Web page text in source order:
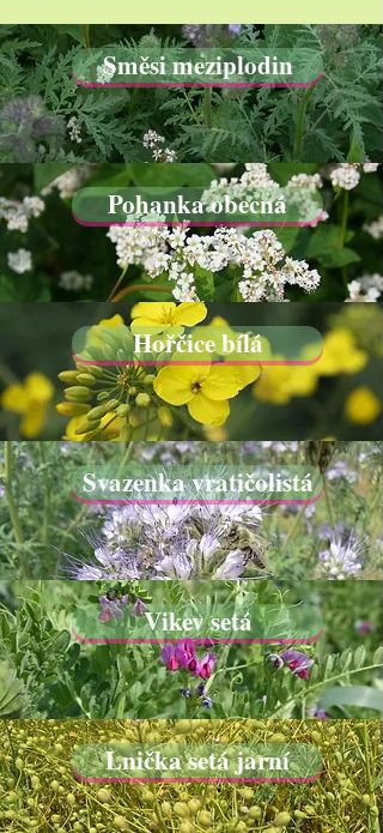
Směsi meziplodin
Pohanka obecná
Hořčice bílá
Svazenka vratičolistá
Vikev setá
Lnička setá jarní